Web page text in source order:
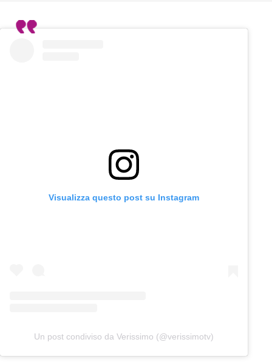
Visualizza questo post su Instagram
Un post condiviso da Verissimo (@verissimotv)